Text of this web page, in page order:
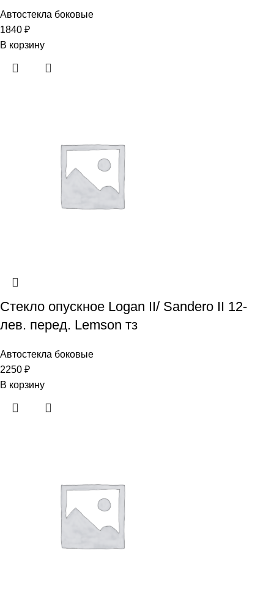
Автостекла боковые
1840 ₽
В корзину
Стекло опускное Logan II/ Sandero II 12-
лев. перед. Lemson тз
Автостекла боковые
2250 ₽
В корзину